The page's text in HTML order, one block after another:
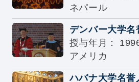
ネパール
デンバー大学名
授与年月：
アメリカ
ハバナ大学名誉